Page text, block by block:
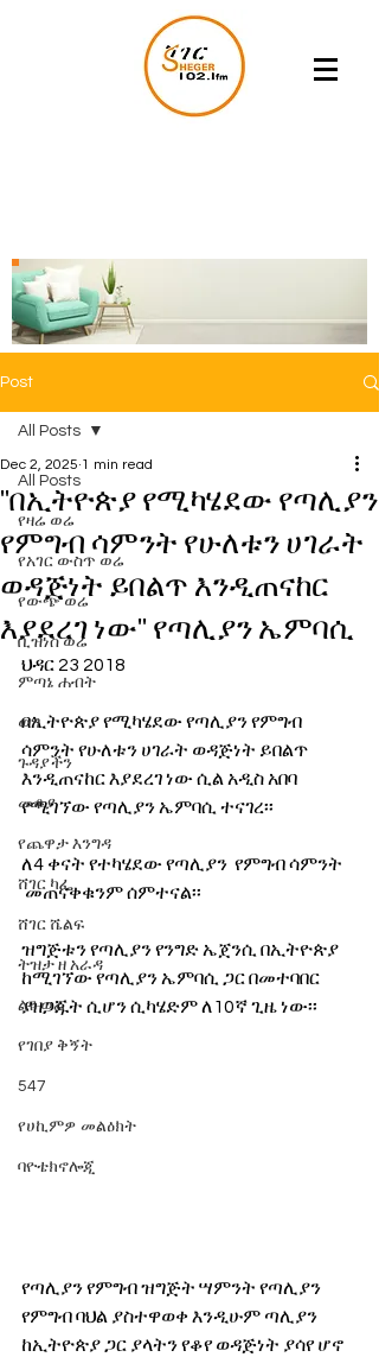
Post
All Posts
የዛሬ ወሬ
የአገር ውስጥ ወሬ
የውጭ ወሬ
ቢዝነስ ወሬ
ምጣኔ ሐብት
ወግ
ጉዳያችን
መቆያ
የጨዋታ እንግዳ
ሸገር ካፌ
ሸገር ሼልፍ
ትዝታ ዘ አራዳ
ልዩ ወሬ
የገበያ ቅኝት
547
የሀኪምዎ መልዕክት
ባዮቴክኖሎጂ
All Posts
''በኢትዮጵያ የሚካሄደው የጣሊያን
የምግብ ሳምንት የሁለቱን ሀገራት
ወዳጅነት ይበልጥ እንዲጠናከር
እያደረገ ነው'' የጣሊያን ኤምባሲ
Dec 2, 2025 1 min read
ህዳር 23 2018
በኢትዮጵያ የሚካሄደው የጣሊያን የምግብ
ሳምንት የሁለቱን ሀገራት ወዳጅነት ይበልጥ
እንዲጠናከር እያደረገ ነው ሲል አዲስ አበባ
የሚገኘው የጣሊያን ኤምባሲ ተናገረ፡፡
ለ4 ቀናት የተካሄደው የጣሊያን  የምግብ ሳምንት
መጠናቀቁንም ሰምተናል፡፡
ዝግጅቱን የጣሊያን የንግድ ኤጀንሲ በኢትዮጵያ
ከሚገኘው የጣሊያን ኤምባሲ ጋር በመተባበር
ያዘጋጁት ሲሆን ሲካሄድም ለ10ኛ ጊዜ ነው፡፡
የጣሊያን የምግብ ዝግጅት ሣምንት የጣሊያን
የምግብ ባህል ያስተዋወቀ እንዲሁም ጣሊያን
ከኢትዮጵያ ጋር ያላትን የቆየ ወዳጅነት ያሳየ ሆኖ